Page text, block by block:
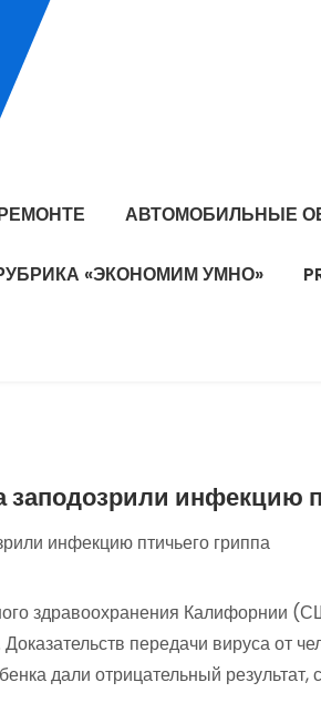
АВТОМОБИЛЬНЫЕ
«ЭКОНОМИМ УМНО»
заподозрили инфекцию
здравоохранения Калифорнии
передачи вируса от
дали отрицательный